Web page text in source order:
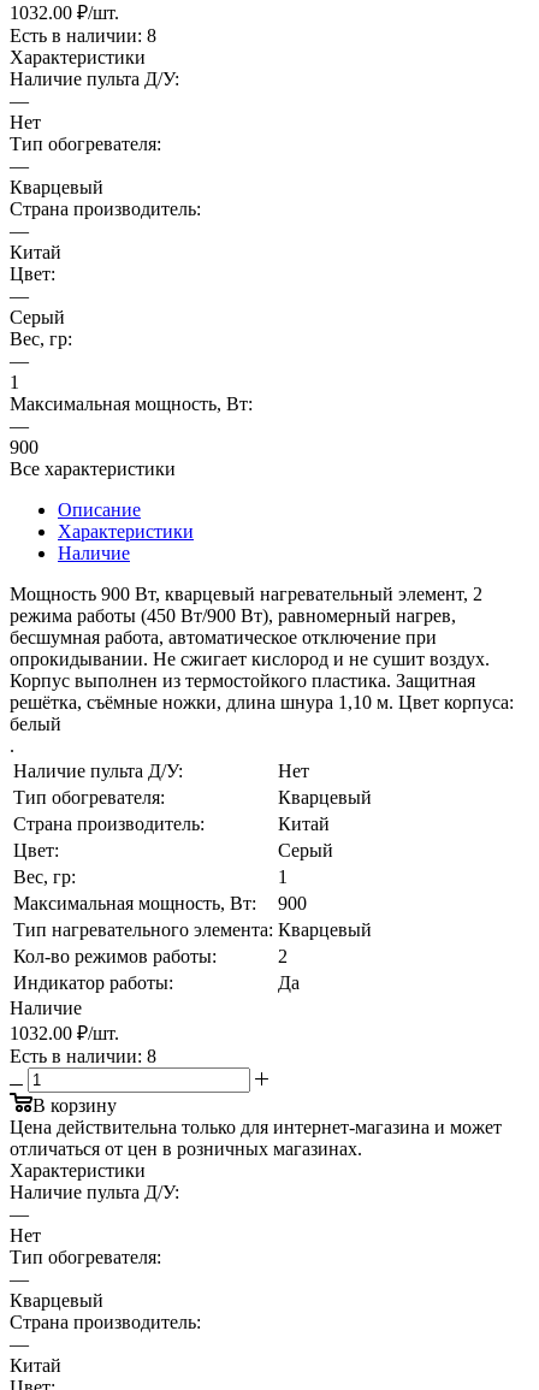
1032.00 ₽/шт.
Есть в наличии: 8
Характеристики
Наличие пульта Д/У:
—
Нет
Тип обогревателя:
—
Кварцевый
Страна производитель:
—
Китай
Цвет:
—
Серый
Вес, гр:
—
1
Максимальная мощность, Вт:
—
900
Все характеристики
Описание
Характеристики
Наличие
Мощность 900 Вт, кварцевый нагревательный элемент, 2
режима работы (450 Вт/900 Вт), равномерный нагрев,
бесшумная работа, автоматическое отключение при
опрокидывании. Не сжигает кислород и не сушит воздух.
Корпус выполнен из термостойкого пластика. Защитная
решётка, съёмные ножки, длина шнура 1,10 м. Цвет корпуса:
белый
.
Наличие пульта Д/У:
Нет
Тип обогревателя:
Кварцевый
Страна производитель:
Китай
Цвет:
Серый
Вес, гр:
1
Максимальная мощность, Вт:
900
Тип нагревательного элемента: Кварцевый
Кол-во режимов работы:
2
Индикатор работы:
Да
Наличие
1032.00 ₽/шт.
Есть в наличии: 8
В корзину
Цена действительна только для интернет-магазина и может
отличаться от цен в розничных магазинах.
Характеристики
Наличие пульта Д/У:
—
Нет
Тип обогревателя:
—
Кварцевый
Страна производитель:
—
Китай